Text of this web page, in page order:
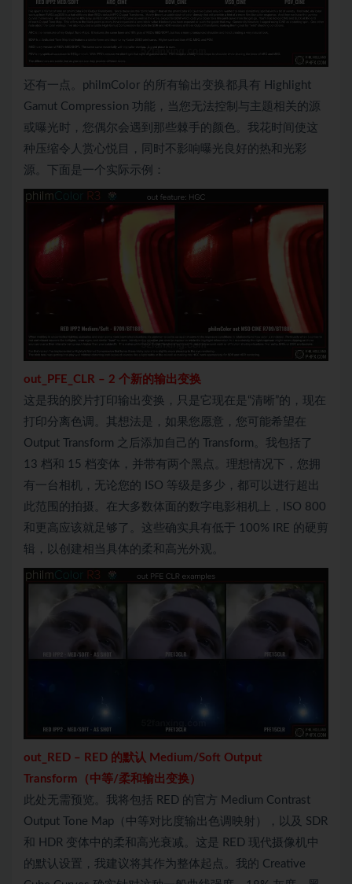
还有一点。philmColor 的所有输出变换都具有 Highlight
Gamut Compression 功能，当您无法控制与主题相关的源
或曝光时，您偶尔会遇到那些棘手的颜色。我花时间使这
种压缩令人赏心悦目，同时不影响曝光良好的热和光彩
源。下面是一个实际示例：
out_PFE_CLR – 2 个新的输出变换
这是我的胶片打印输出变换，只是它现在是“清晰”的，现在
打印分离色调。其想法是，如果您愿意，您可能希望在
Output Transform 之后添加自己的 Transform。我包括了
13 档和 15 档变体，并带有两个黑点。理想情况下，您拥
有一台相机，无论您的 ISO 等级是多少，都可以进行超出
此范围的拍摄。在大多数体面的数字电影相机上，ISO 800
和更高应该就足够了。这些确实具有低于 100% IRE 的硬剪
辑，以创建相当具体的柔和高光外观。
out_ RED – RED 的默认 Medium/Soft Output
Transform（中等/柔和输出变换）
此处无需预览。我将包括 RED 的官方 Medium Contrast
Output Tone Map（中等对比度输出色调映射），以及 SDR
和 HDR 变体中的柔和高光衰减。这是 RED 现代摄像机中
的默认设置，我建议将其作为整体起点。我的 Creative